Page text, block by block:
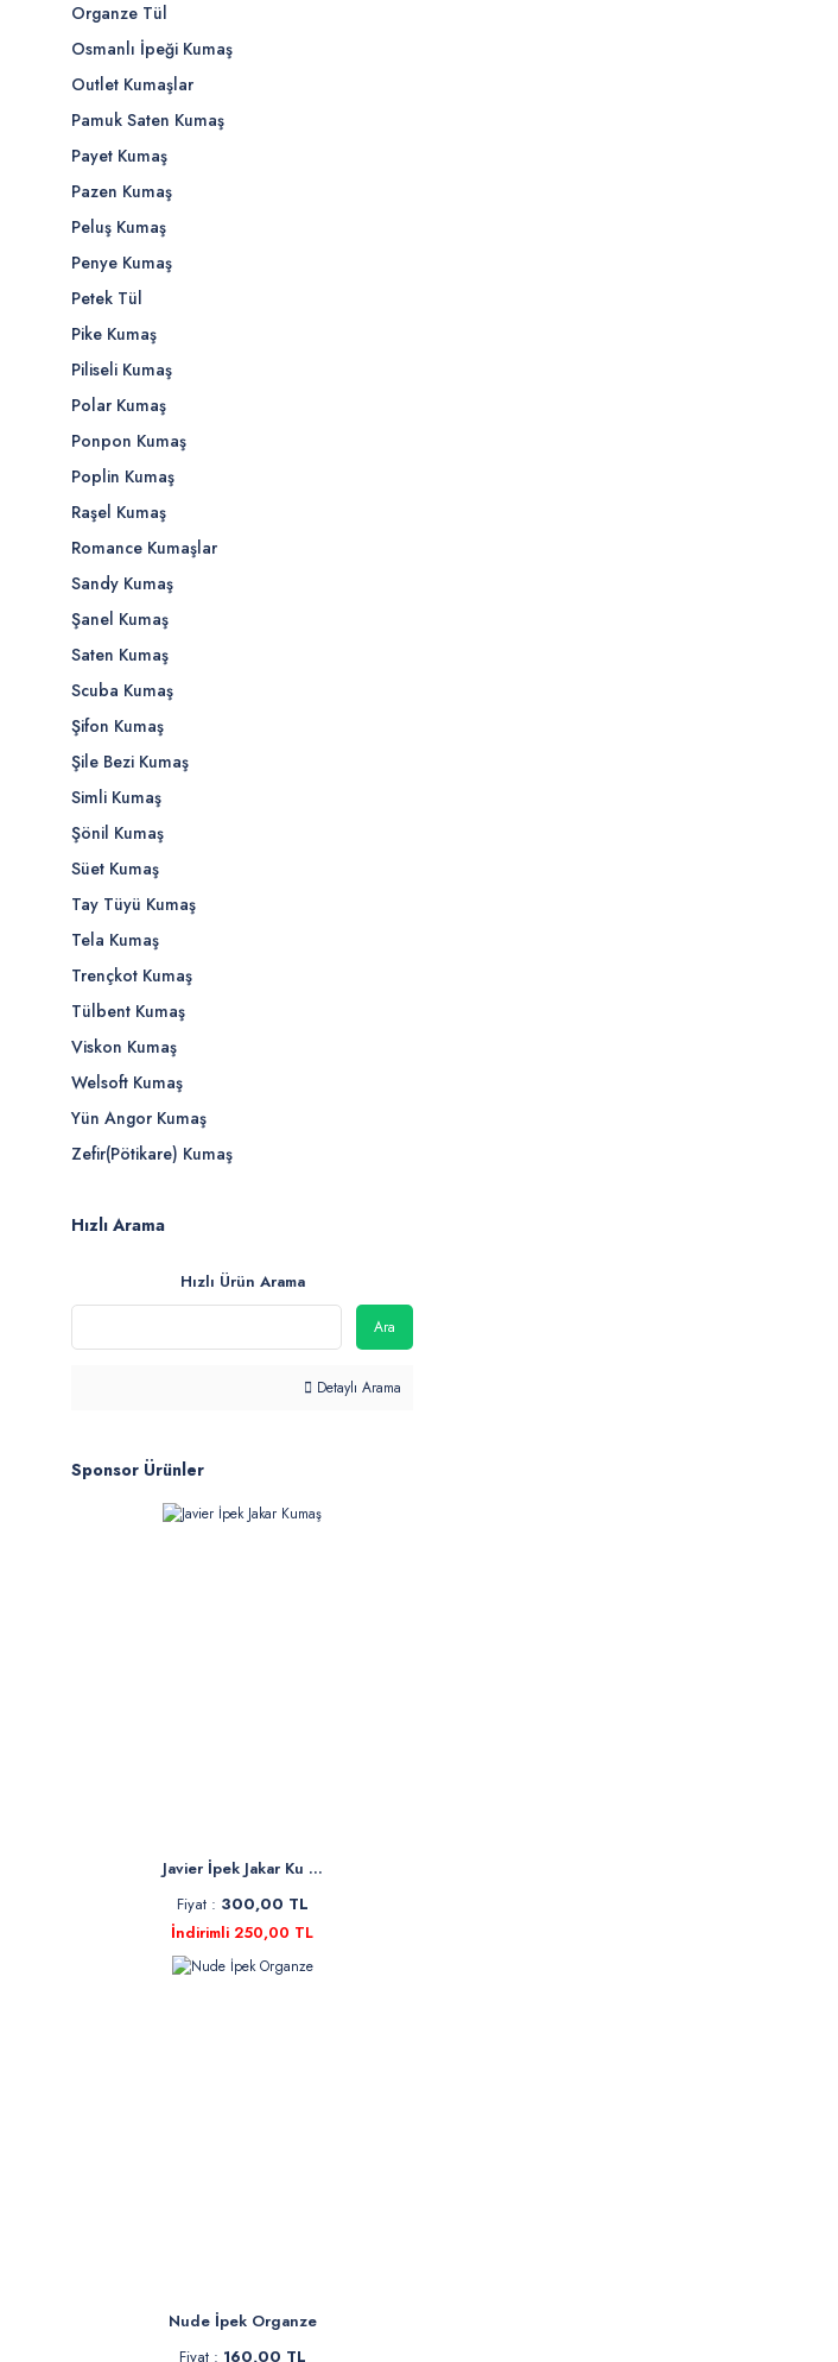
Organze Tül
Osmanlı İpeği Kumaş
Outlet Kumaşlar
Pamuk Saten Kumaş
Payet Kumaş
Pazen Kumaş
Peluş Kumaş
Penye Kumaş
Petek Tül
Pike Kumaş
Piliseli Kumaş
Polar Kumaş
Ponpon Kumaş
Poplin Kumaş
Raşel Kumaş
Romance Kumaşlar
Sandy Kumaş
Şanel Kumaş
Saten Kumaş
Scuba Kumaş
Şifon Kumaş
Şile Bezi Kumaş
Simli Kumaş
Şönil Kumaş
Süet Kumaş
Tay Tüyü Kumaş
Tela Kumaş
Trençkot Kumaş
Tülbent Kumaş
Viskon Kumaş
Welsoft Kumaş
Yün Angor Kumaş
Zefir(Pötikare) Kumaş
Hızlı Arama
Hızlı Ürün Arama
Ara
Detaylı Arama
Sponsor Ürünler
Javier İpek Jakar Ku ...
Fiyat : 300,00 TL
İndirimli 250,00 TL
Nude İpek Organze
Fiyat : 160,00 TL